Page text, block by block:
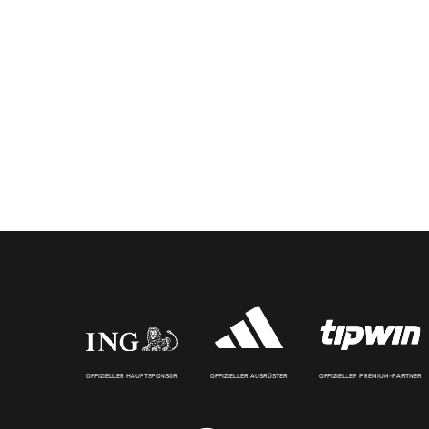
OFFIZIELLER HAUPTSPONSOR OFFIZIELLER AUSRÜSTER OFFIZIELLER PREMIUM-PARTNER